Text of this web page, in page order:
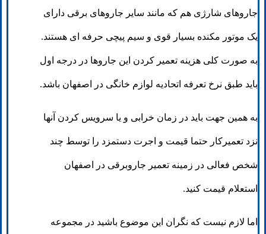
جاروهای شارژی هم که مانند سایر جاروهای برقی دارای
یک موتور مکنده بسیار قوی و سیم پیچی حرفه ای هستند.
به صورت کلی هزینه تعمیر کردن این جاروها در درجه اول
باید طبق نرخ تعرفه اتحادیه لوازم خانگی در اصفهان باشد.
به همین جهت باید در زمان خرابی و یا سرویس کردن آنها
نزد تعمیرکار حتما قیمت و اجرت دستمزد را توسط چند
شخص فعالی در زمینه تعمیر جاروبرقی در اصفهان
استعلام قیمت کنید.
اما لازم نیست که نگران این موضوع باشید در مجموعه